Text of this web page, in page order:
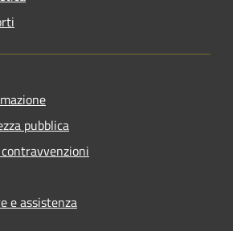
pubblica
e assistenza